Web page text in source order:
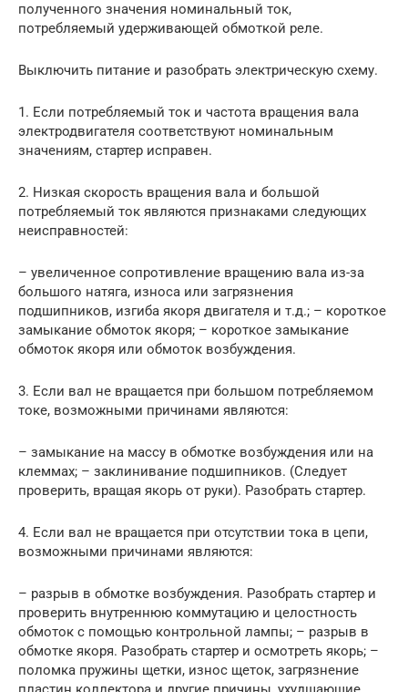
полученного значения номинальный ток,
потребляемый удерживающей обмоткой реле.
Выключить питание и разобрать электрическую схему.
1. Если потребляемый ток и частота вращения вала
электродвигателя соответствуют номинальным
значениям, стартер исправен.
2. Низкая скорость вращения вала и большой
потребляемый ток являются признаками следующих
неисправностей:
– увеличенное сопротивление вращению вала из-за
большого натяга, износа или загрязнения
подшипников, изгиба якоря двигателя и т.д.; – короткое
замыкание обмоток якоря; – короткое замыкание
обмоток якоря или обмоток возбуждения.
3. Если вал не вращается при большом потребляемом
токе, возможными причинами являются:
– замыкание на массу в обмотке возбуждения или на
клеммах; – заклинивание подшипников. (Следует
проверить, вращая якорь от руки). Разобрать стартер.
4. Если вал не вращается при отсутствии тока в цепи,
возможными причинами являются:
– разрыв в обмотке возбуждения. Разобрать стартер и
проверить внутреннюю коммутацию и целостность
обмоток с помощью контрольной лампы; – разрыв в
обмотке якоря. Разобрать стартер и осмотреть якорь; –
поломка пружины щетки, износ щеток, загрязнение